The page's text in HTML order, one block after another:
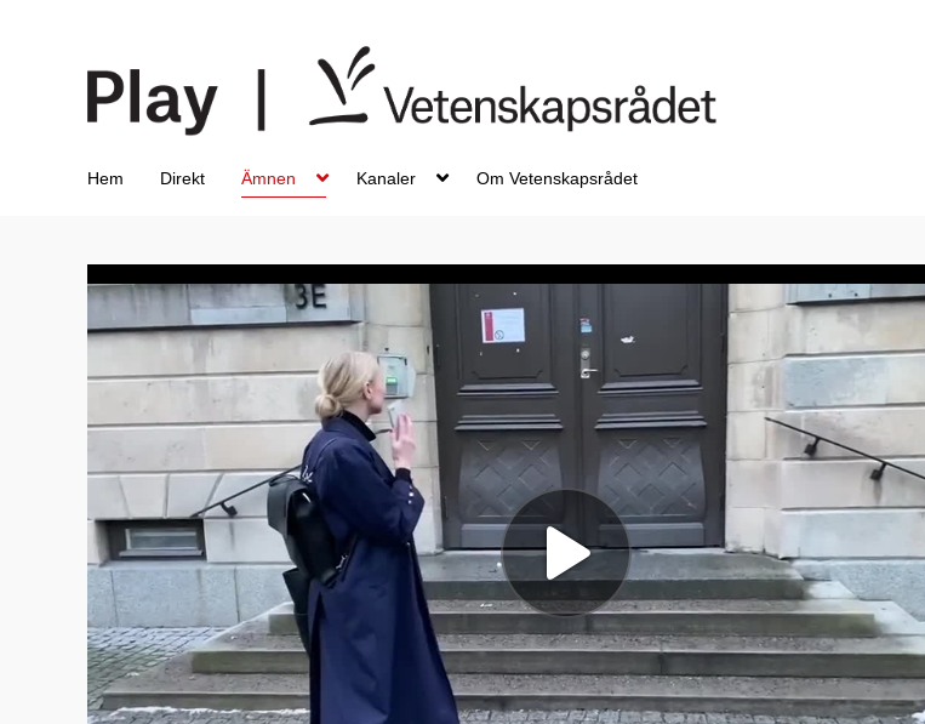
Hem Direkt Ämnen Kanaler Om Vetenskapsrådet